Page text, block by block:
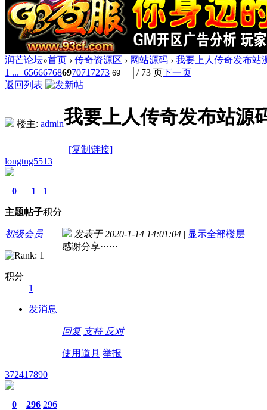
润芒论坛»首页 › 传奇资源区 › 网站源码 › 我要上人传奇发布站
1 ... 65666768697071 7273 / 73 页下一页
返回列表
楼主: admin我要上人传奇发布站源
[复制链接]
longtng5513
0
主题
1
帖子
1
积分
初级会员
积分
1
发消息
发表于 2020-1-14 14:01:04 | 显示全部楼层
感谢分享······
回复 支持 反对
使用道具 举报
372417890
0 296 296